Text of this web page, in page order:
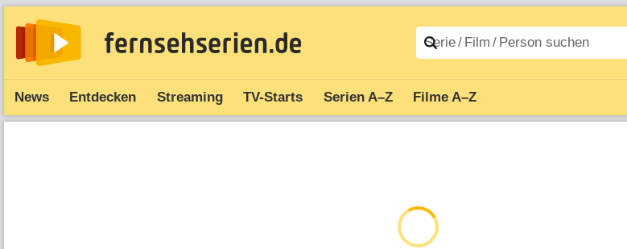
News Entdecken Streaming TV-Starts Serien A–Z Filme A–Z